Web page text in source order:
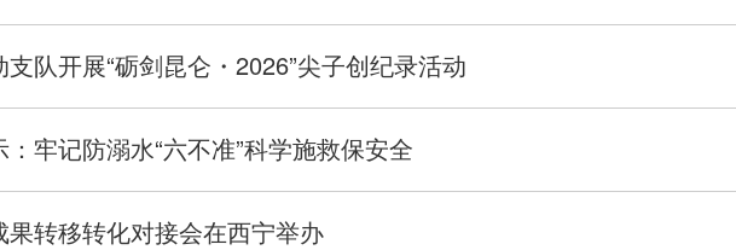
队开展“砺剑昆仑・2026”尖子创纪录活动
牢记防溺水“六不准”科学施救保安全
转移转化对接会在西宁举办